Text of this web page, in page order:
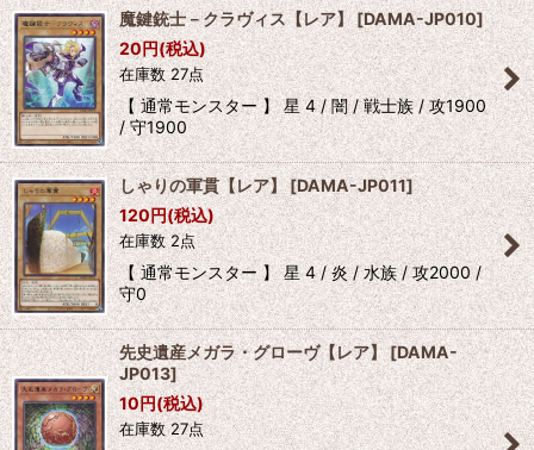
魔鍵銃士－クラヴィス【レア】 [DAMA-JP010]
20円(税込)
在庫数 27点
【 通常モンスター 】 星 4 / 闇 / 戦士族 / 攻1900
/ 守1900
しゃりの軍貫【レア】[DAMA-JP011]
120円(税込)
在庫数 2点
【 通常モンスター 】 星 4 / 炎 / 水族 / 攻2000 /
守0
先史遺産メガラ・グローヴ【レア】 [DAMA-
JP013]
10円(税込)
在庫数 27点